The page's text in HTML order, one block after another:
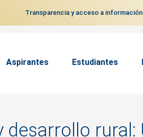
Transparencia y acceso a
Aspirantes Estudiantes
rural: